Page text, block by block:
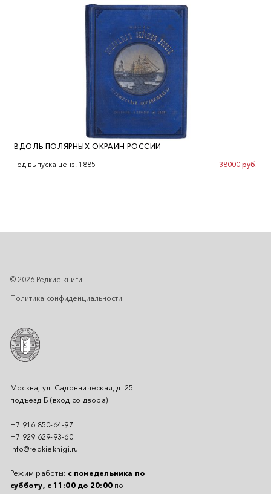
ВДОЛЬ ПОЛЯРНЫХ ОКРАИН РОССИИ
Год выпуска ценз. 1885
38000 руб.
Москва, ул. Садовническая, д. 25
подъезд Б (вход со двора)
+7 916 850-64-97
+7 929 629-93-60
info@redkieknigi.ru
Режим работы: с понедельника по
субботу, с 11:00 до 20:00 по
© 2026 Редкие книги
Политика конфиденциальности